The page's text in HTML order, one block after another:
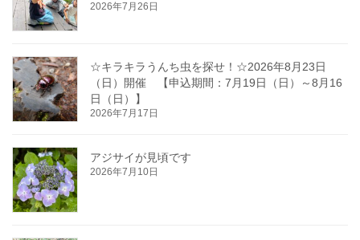
2026年7月26日
☆キラキラうんち虫を探せ！☆2026年8月23日
（日）開催 【申込期間：7月19日（日）～8月16
日（日）】
2026年7月17日
アジサイが見頃です
2026年7月10日